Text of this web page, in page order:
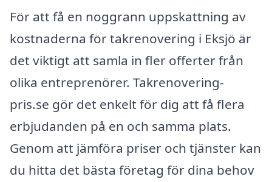
För att få en noggrann uppskattning av
kostnaderna för takrenovering i Eksjö är
det viktigt att samla in fler offerter från
olika entreprenörer. Takrenovering-
pris.se gör det enkelt för dig att få flera
erbjudanden på en och samma plats.
Genom att jämföra priser och tjänster kan
du hitta det bästa företag för dina behov